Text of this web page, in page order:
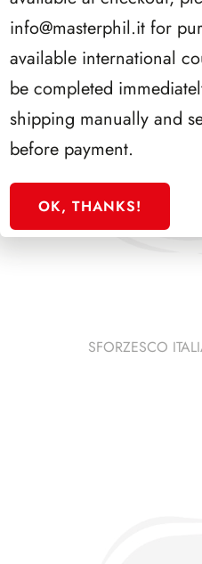
SFORZESCO
info@masterphil.it for
available international
be completed
shipping manually and
before payment.
OK, THANKS!